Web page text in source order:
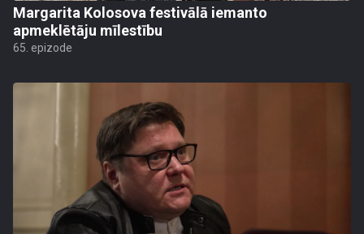
Margarita Kolosova festivālā iemanto
apmeklētāju mīlestību
65. epizode